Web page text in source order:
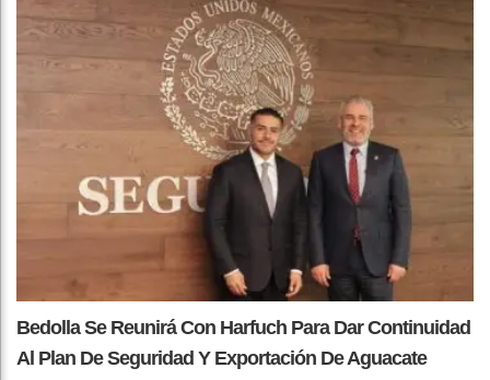
Bedolla Se Reunirá Con Harfuch Para Dar Continuidad
Al Plan De Seguridad Y Exportación De Aguacate